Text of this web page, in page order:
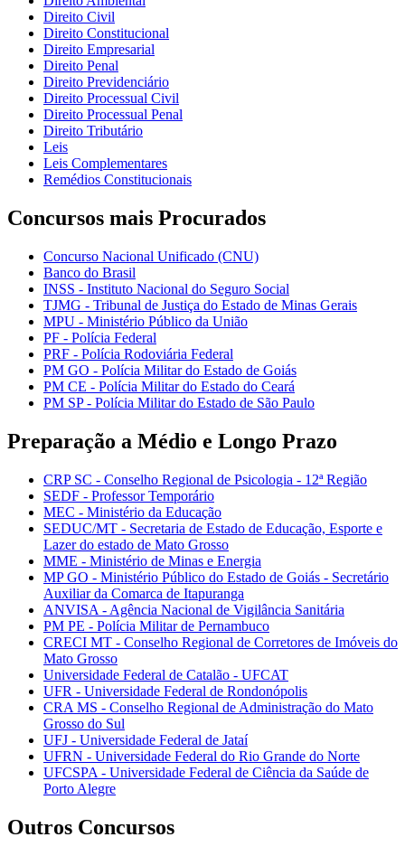
Direito Civil
Direito Constitucional
Direito Empresarial
Direito Penal
Direito Previdenciário
Direito Processual Civil
Direito Processual Penal
Direito Tributário
Leis
Leis Complementares
Remédios Constitucionais
Concursos mais Procurados
Concurso Nacional Unificado (CNU)
Banco do Brasil
INSS - Instituto Nacional do Seguro Social
TJMG - Tribunal de Justiça do Estado de Minas Gerais
MPU - Ministério Público da União
PF - Polícia Federal
PRF - Polícia Rodoviária Federal
PM GO - Polícia Militar do Estado de Goiás
PM CE - Polícia Militar do Estado do Ceará
PM SP - Polícia Militar do Estado de São Paulo
Preparação a Médio e Longo Prazo
CRP SC - Conselho Regional de Psicologia - 12ª Região
SEDF - Professor Temporário
MEC - Ministério da Educação
SEDUC/MT - Secretaria de Estado de Educação, Esporte e
Lazer do estado de Mato Grosso
MME - Ministério de Minas e Energia
MP GO - Ministério Público do Estado de Goiás - Secretário
Auxiliar da Comarca de Itapuranga
ANVISA - Agência Nacional de Vigilância Sanitária
PM PE - Polícia Militar de Pernambuco
CRECI MT - Conselho Regional de Corretores de Imóveis do
Mato Grosso
Universidade Federal de Catalão - UFCAT
UFR - Universidade Federal de Rondonópolis
CRA MS - Conselho Regional de Administração do Mato
Grosso do Sul
UFJ - Universidade Federal de Jataí
UFRN - Universidade Federal do Rio Grande do Norte
UFCSPA - Universidade Federal de Ciência da Saúde de
Porto Alegre
Outros Concursos